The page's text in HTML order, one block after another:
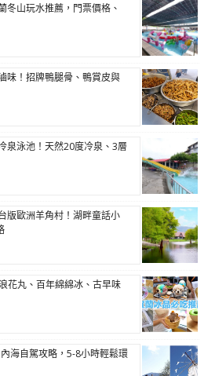
冬山玩水推薦，門票價格、
味！招牌鴨腿骨、鴨賞皮與
泉泳池！天然20度冷泉、3層
版歐洲羊角村！湖畔童話小
花丸、百年綿綿冰、古早味
海自駕攻略，5-8小時輕鬆環